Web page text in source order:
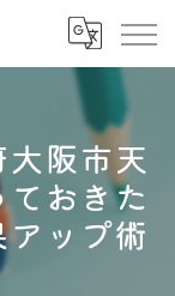
阪市天
おきた
ップ術